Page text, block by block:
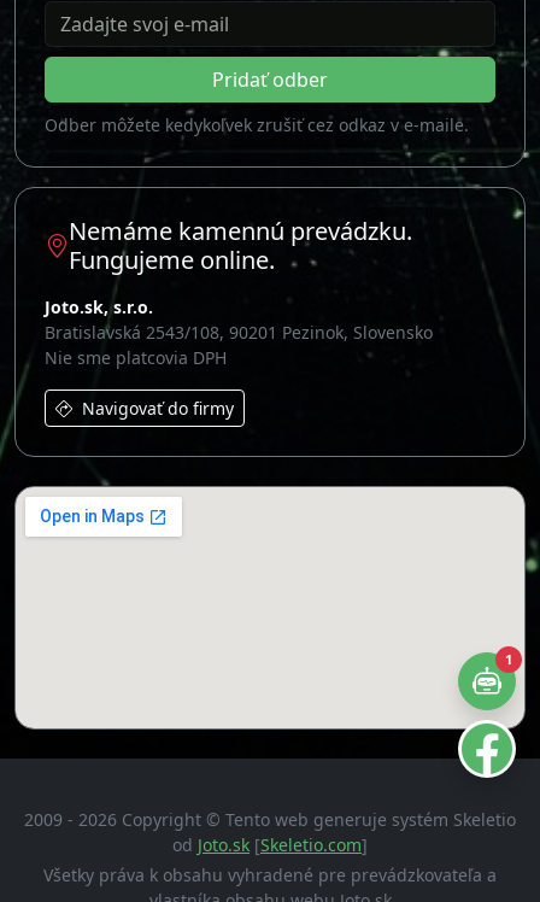
Zadajte svoj e-mail
Pridať odber
Odber môžete kedykoľvek zrušiť cez odkaz v e-maile.
Nemáme kamennú prevádzku.
Fungujeme online.
Joto.sk, s.r.o.
Bratislavská 2543/108, 90201 Pezinok, Slovensko
Nie sme platcovia DPH
Navigovať do firmy
2009 - 2026 Copyright © Tento web generuje systém Skeletio
od Joto.sk [Skeletio.com]
Všetky práva k obsahu vyhradené pre prevádzkovateľa a
1